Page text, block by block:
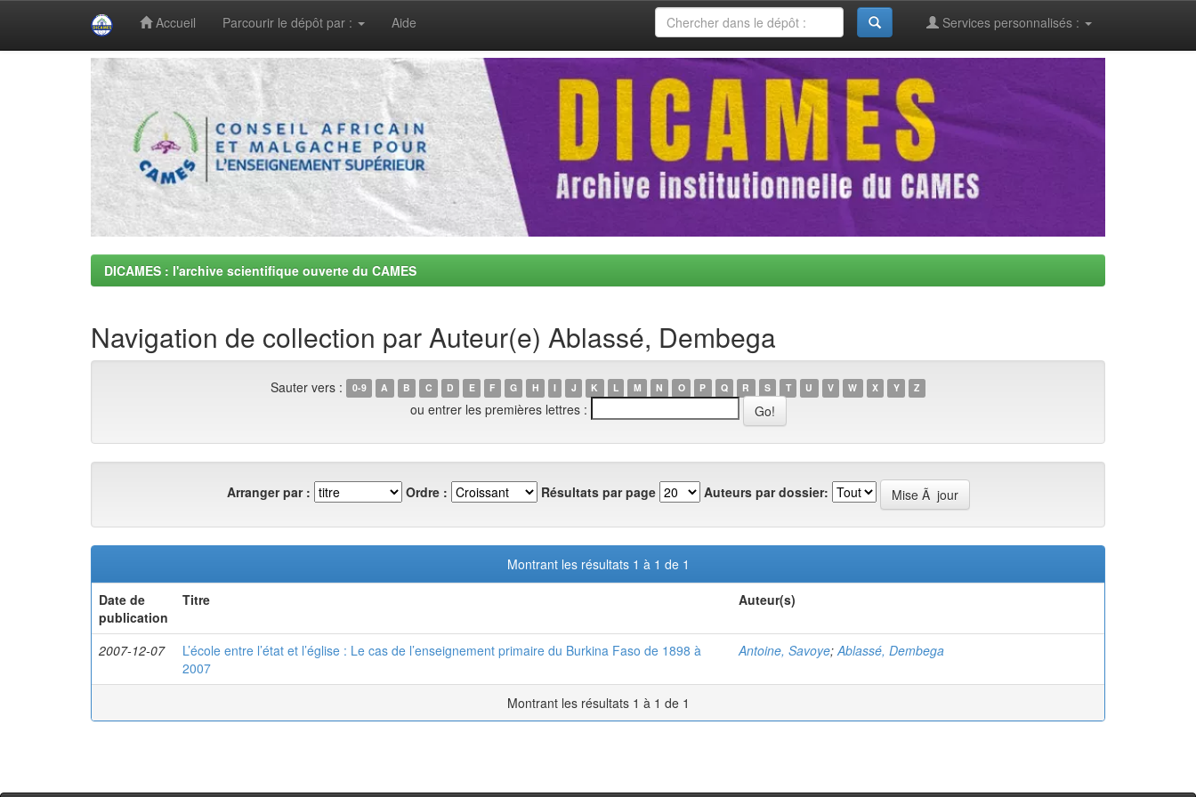
Accueil Parcourir le dépôt par : Aide Services personnalisés :
DICAMES : l'archive scientifique ouverte du CAMES
Navigation de collection par Auteur(e) Ablassé, Dembega
Sauter vers : 0-9 A B C D E F G H I J K L M N O P Q R S T U V W X Y Z
ou entrer les premières lettres :
Arranger par : Ordre : Résultats par page Auteurs par dossier:
Montrant les résultats 1 à 1 de 1
Date de
publication
Titre Auteur(s)
2007-12-07
L’école entre l’état et l’église : Le cas de l’enseignement primaire du Burkina Faso de 1898 à
2007
Antoine, Savoye; Ablassé, Dembega
Montrant les résultats 1 à 1 de 1